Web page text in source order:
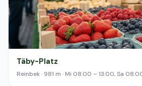
Täby-Platz
Reinbek · 981 m · Mi 08:00 – 13:00, Sa